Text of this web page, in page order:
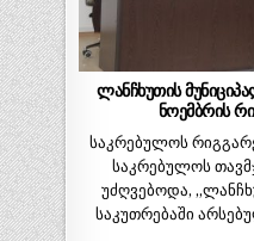
ლანჩხუთის
ნოემბრის
საკრებულოს
საკრებულოს
უძღვებოდა,
საკუთრებაში